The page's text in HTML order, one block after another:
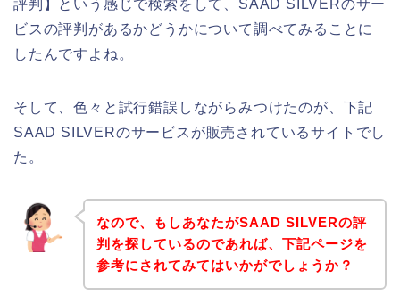
評判】という感じで検索をして、SAAD SILVERのサー
ビスの評判があるかどうかについて調べてみることに
したんですよね。
そして、色々と試行錯誤しながらみつけたのが、下記
SAAD SILVERのサービスが販売されているサイトでし
た。
なので、もしあなたがSAAD SILVERの評
判を探しているのであれば、下記ページを
参考にされてみてはいかがでしょうか？